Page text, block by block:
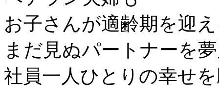
お子さんが適齢期を迎
まだ見ぬパートナーを
社員一人ひとりの幸せ